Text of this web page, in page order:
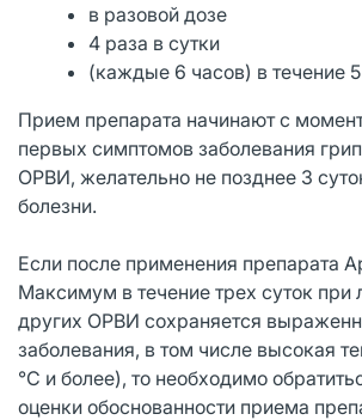
в разовой дозе
4 раза в сутки
(каждые 6 часов) в течение 5
Прием препарата начинают с
первых симптомов заболевания
ОРВИ, желательно не позднее 3
болезни.
Если после применения препарата
Максимум в течение трех суток при
других ОРВИ сохраняется
заболевания, в том числе высокая
°С и более), то необходимо
оценки обоснованности приема